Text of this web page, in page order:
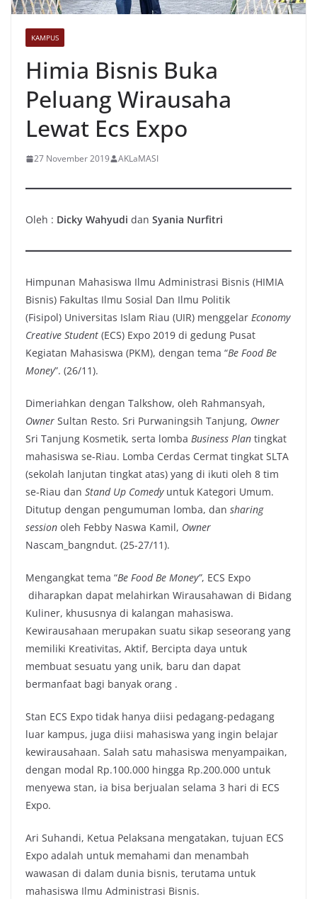
KAMPUS
Himia Bisnis Buka
Peluang Wirausaha
Lewat Ecs Expo
27 November 2019 AKLaMASI
Oleh : Dicky Wahyudi dan Syania Nurfitri
Himpunan Mahasiswa Ilmu Administrasi Bisnis (HIMIA
Bisnis) Fakultas Ilmu Sosial Dan Ilmu Politik
(Fisipol) Universitas Islam Riau (UIR) menggelar Economy
Creative Student (ECS) Expo 2019 di gedung Pusat
Kegiatan Mahasiswa (PKM), dengan tema “Be Food Be
Money”. (26/11).
Dimeriahkan dengan Talkshow, oleh Rahmansyah,
Owner Sultan Resto. Sri Purwaningsih Tanjung, Owner
Sri Tanjung Kosmetik, serta lomba Business Plan tingkat
mahasiswa se-Riau. Lomba Cerdas Cermat tingkat SLTA
(sekolah lanjutan tingkat atas) yang di ikuti oleh 8 tim
se-Riau dan Stand Up Comedyuntuk Kategori Umum.
Ditutup dengan pengumuman lomba, dan sharing
session oleh Febby Naswa Kamil, Owner
Nascam_bangndut. (25-27/11).
Mengangkat tema “Be Food Be Money”, ECS Expo
diharapkan dapat melahirkan Wirausahawan di Bidang
Kuliner, khususnya di kalangan mahasiswa.
Kewirausahaan merupakan suatu sikap seseorang yang
memiliki Kreativitas, Aktif, Bercipta daya untuk
membuat sesuatu yang unik, baru dan dapat
bermanfaat bagi banyak orang .
Stan ECS Expo tidak hanya diisi pedagang-pedagang
luar kampus, juga diisi mahasiswa yang ingin belajar
kewirausahaan. Salah satu mahasiswa menyampaikan,
dengan modal Rp.100.000 hingga Rp.200.000 untuk
menyewa stan, ia bisa berjualan selama 3 hari di ECS
Expo.
Ari Suhandi, Ketua Pelaksana mengatakan, tujuan ECS
Expo adalah untuk memahami dan menambah
wawasan di dalam dunia bisnis, terutama untuk
mahasiswa Ilmu Administrasi Bisnis.